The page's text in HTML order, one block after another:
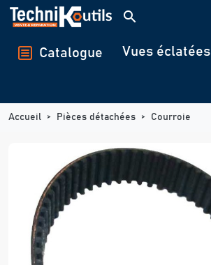
Panneau de gestion des cookies
search
Catalogue Vues éclatées
Accueil Pièces détachées Courroie